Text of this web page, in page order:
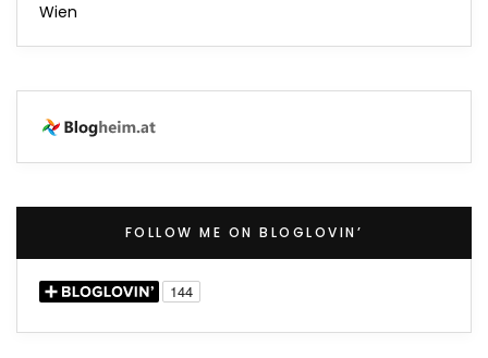
Wien
FOLLOW ME ON BLOGLOVIN’